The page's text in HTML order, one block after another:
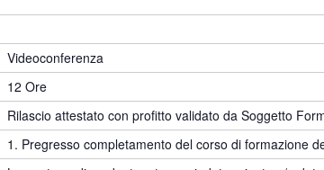
Videoconferenza
12 Ore
Rilascio attestato con profitto validato da Soggetto
1. Pregresso completamento del corso di formazione